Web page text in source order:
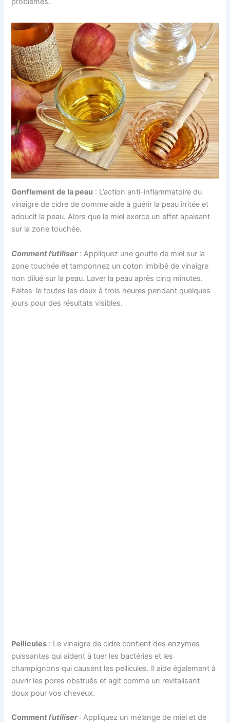
Gonflement de la peau : L’action anti-inflammatoire du
vinaigre de cidre de pomme aide à guérir la peau irritée et
adoucit la peau. Alors que le miel exerce un effet apaisant
sur la zone touchée.
Comment l’utiliser: Appliquez une goutte de miel sur la
zone touchée et tamponnez un coton imbibé de vinaigre
non dilué sur la peau. Laver la peau après cinq minutes.
Faites-le toutes les deux à trois heures pendant quelques
jours pour des résultats visibles.
Pellicules : Le vinaigre de cidre contient des enzymes
puissantes qui aident à tuer les bactéries et les
champignons qui causent les pellicules. Il aide également à
ouvrir les pores obstrués et agit comme un revitalisant
doux pour vos cheveux.
Comment l’utiliser: Appliquez un mélange de miel et de